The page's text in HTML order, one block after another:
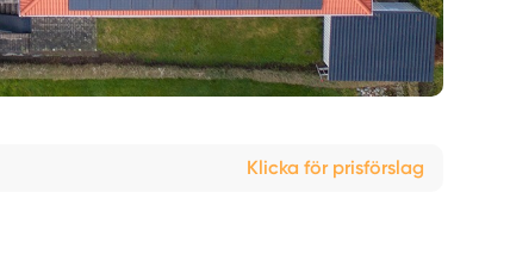
Klicka för prisförslag